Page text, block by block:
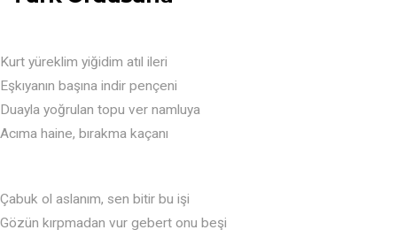
Kurt yüreklim yiğidim atıl ileri
Eşkıyanın başına indir pençeni
Duayla yoğrulan topu ver namluya
Acıma haine, bırakma kaçanı
Çabuk ol aslanım, sen bitir bu işi
Gözün kırpmadan vur gebert onu beşi